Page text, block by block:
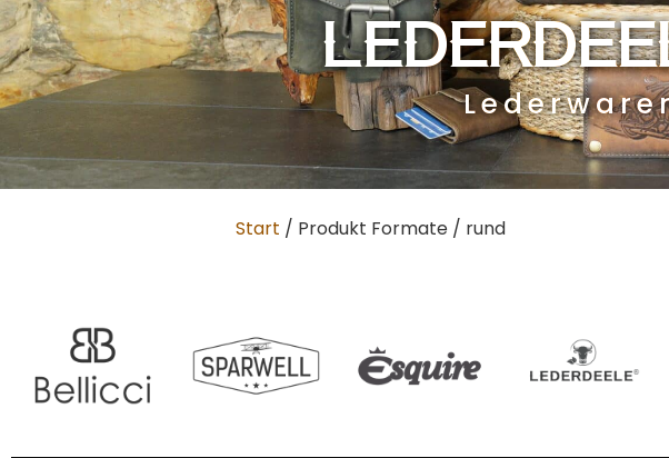
Start / Produkt Formate / rund